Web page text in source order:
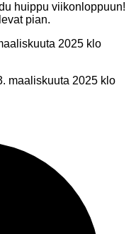
huippu viikonloppuun!
pian.
2025 klo
maaliskuuta 2025 klo